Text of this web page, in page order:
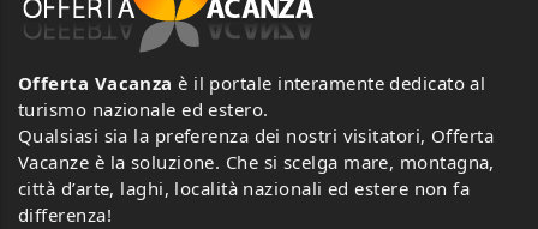
Offerta Vacanza è il portale interamente dedicato al
turismo nazionale ed estero.
Qualsiasi sia la preferenza dei nostri visitatori, Offerta
Vacanze è la soluzione. Che si scelga mare, montagna,
città d’arte, laghi, località nazionali ed estere non fa
differenza!